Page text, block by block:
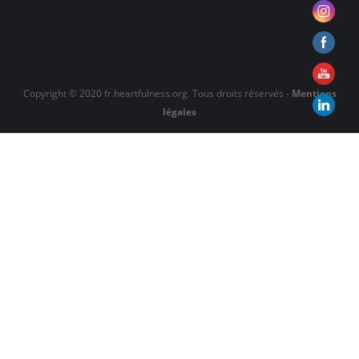
Copyright © 2020 fr.heartfulness.org. Tous droits réservés - Mentions
légales